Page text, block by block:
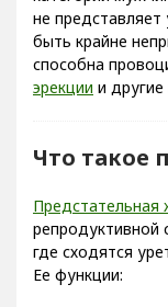
не
быть крайне
способна
эрекции и
Что такое
Предстательная
репродуктивной
где сходятся
Ее функции: